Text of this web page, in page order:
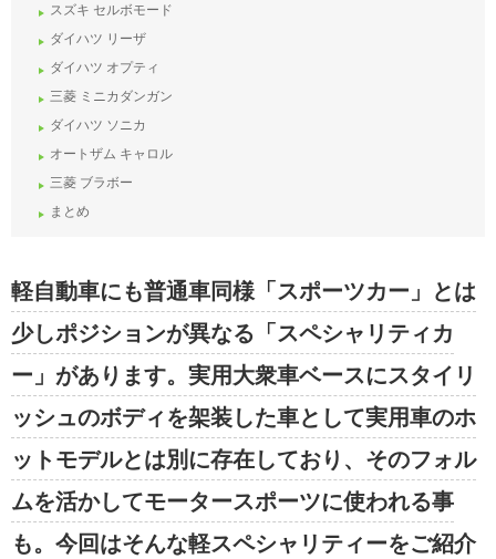
スズキ セルボモード
ダイハツ リーザ
ダイハツ オプティ
三菱 ミニカダンガン
ダイハツ ソニカ
オートザム キャロル
三菱 ブラボー
まとめ
軽自動車にも普通車同様「スポーツカー」とは
少しポジションが異なる「スペシャリティカ
ー」があります。実用大衆車ベースにスタイリ
ッシュのボディを架装した車として実用車のホ
ットモデルとは別に存在しており、そのフォル
ムを活かしてモータースポーツに使われる事
も。今回はそんな軽スペシャリティーをご紹介